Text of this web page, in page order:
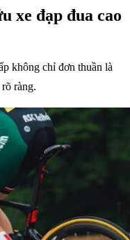
xe đạp đua cao
không chỉ đơn thuần là
ràng.